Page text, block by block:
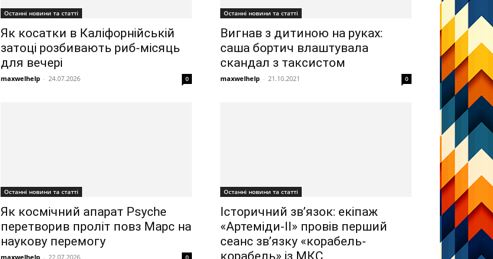
Останні новини та статті
Як косатки в Каліфорнійській
затоці розбивають риб-місяць
для вечері
maxwelhelp - 24.07.2026 0
Останні новини та статті
Як космічний апарат Psyche
перетворив проліт повз Марс на
наукову перемогу
maxwelhelp - 22.07.2026 0
Останні новини та статті
Вигнав з дитиною на руках:
саша бортич влаштувала
скандал з таксистом
maxwelhelp - 21.10.2021 0
Останні новини та статті
Історичний зв’язок: екіпаж
«Артеміди-II» провів перший
сеанс зв’язку «корабель-
корабель» із МКС